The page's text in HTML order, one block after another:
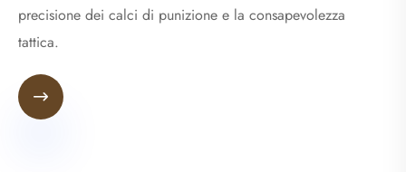
precisione dei calci di punizione e la consapevolezza
tattica.
